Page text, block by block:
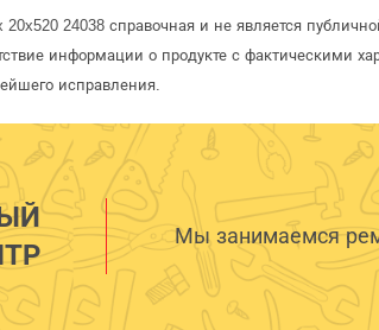
24038 справочная и не является
информации о продукте с фактическими
исправления.
Мы занимаемся